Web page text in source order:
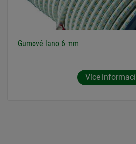
Gumové lano 6 mm
Více informací